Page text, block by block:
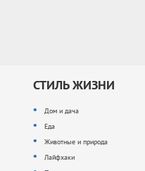
СТИЛЬ ЖИЗНИ
Дом и дача
Еда
Животные и природа
Лайфхаки